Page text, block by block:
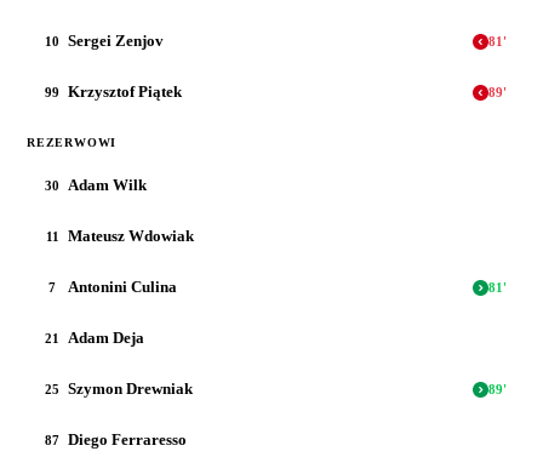
10 Sergei Zenjov 81 '
99 Krzysztof Piątek 89'
REZERWOWI
30 Adam Wilk
11 Mateusz Wdowiak
7 Antonini Culina 81 '
21 Adam Deja
25 Szymon Drewniak 89'
87 Diego Ferraresso